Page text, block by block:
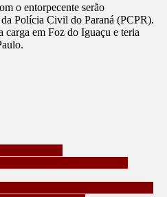
o entorpecente serão
Polícia Civil do Paraná (PCPR).
em Foz do Iguaçu e teria